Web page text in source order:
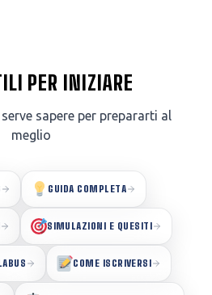
PER INIZIARE
sapere per prepararti al
meglio
GUIDA COMPLETA
SIMULAZIONI E QUESITI
COME ISCRIVERSI